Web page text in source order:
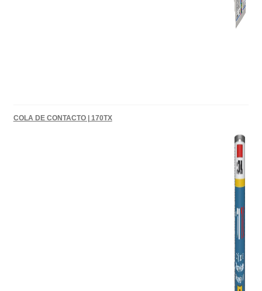
COLA DE CONTACTO | 170TX